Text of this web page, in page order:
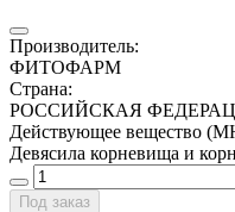
Производитель:
ФИТОФАРМ
Страна:
РОССИЙСКАЯ
Действующее вещество
Девясила корневища и
Под заказ